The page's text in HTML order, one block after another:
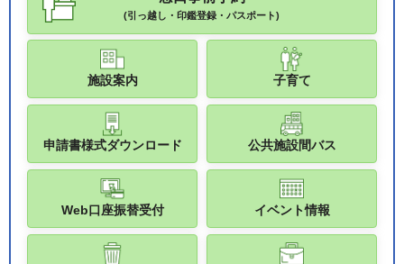
(引っ越し・印鑑登録・パスポート)
施設案内 子育て
申請書様式ダウンロード 公共施設間バス
Web口座振替受付 イベント情報